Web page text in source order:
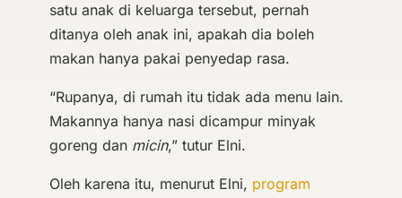
satu anak di keluarga tersebut, pernah
ditanya oleh anak ini, apakah dia boleh
makan hanya pakai penyedap rasa.
“Rupanya, di rumah itu tidak ada menu lain.
Makannya hanya nasi dicampur minyak
goreng dan micin,” tutur Elni.
Oleh karena itu, menurut Elni, program